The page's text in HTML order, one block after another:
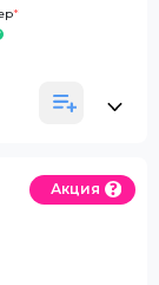
*
Акция